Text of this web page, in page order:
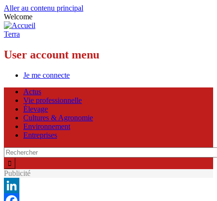
Aller au contenu principal
Welcome
Terra
User account menu
Je me connecte
Actus
Vie professionnelle
Élevage
Cultures & Agronomie
Environnement
Entreprises
Publicité